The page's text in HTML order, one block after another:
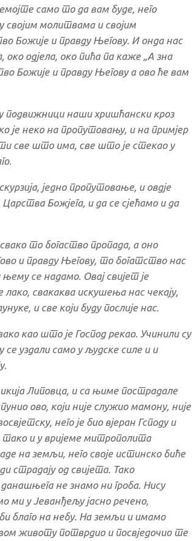
само то да вам буде, него
својим молитвама и својим
Божије и правду Његову. И онда нас
одјела, око пића па каже „А зна
Божије и правду Његову а ово ће вам
подвижници наши хришћански кроз
је неко на пропутовању, и на примјер
све што има, све што је стекао у
једно пропутовање, и овдје
Божјега, и да се сјећамо и да
то богаство пропада, а оно
и правду Његову, то богатство нас
се надамо. Овај свијет је
свакаква искушења нас чекају,
и све који буду послије нас.
као што је Господ рекао. Учинили су
уздали само у људске силе и и
Липовца, и са њиме пострадале
ово, који није служио мамону, није
него је био вјеран Гсподу и
тако и у вријеме митрополита
на земљи, него своје истинско биће
страдају од свијета. Тако
не знамо ни гроба. Нису
ми у Јеванђељу јасно речено,
благо на небу. На земљи и имамо
животу потврдио и посвједочио те